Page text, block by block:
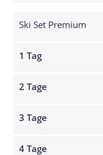
1 Tag
2 Tage
3 Tage
4 Tage
Ski Set Premium